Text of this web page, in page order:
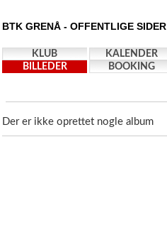
BTK GRENÅ - OFFENTLIGE SIDER
KLUB KALENDER
BILLEDER
BOOKING
Der er ikke oprettet nogle album